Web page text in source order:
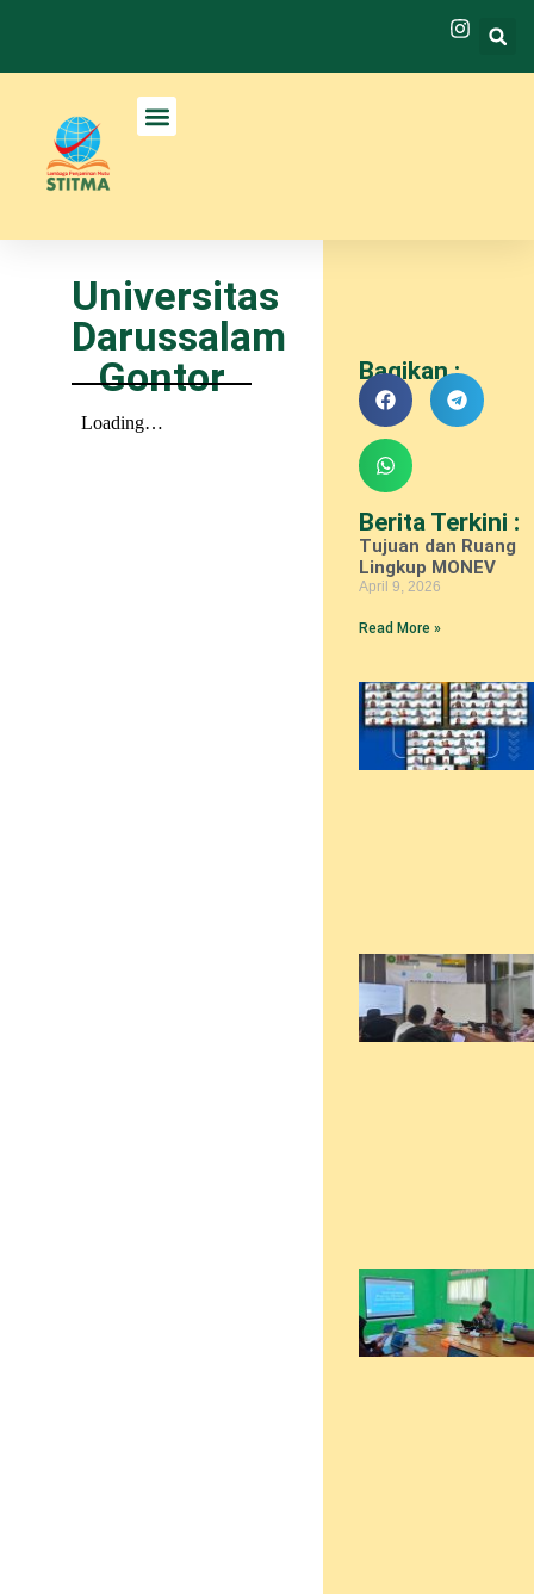
Bagikan :
Berita Terkini :
Tujuan dan Ruang
Lingkup MONEV
April 9, 2026
Read More »
Universitas
Darussalam
Gontor